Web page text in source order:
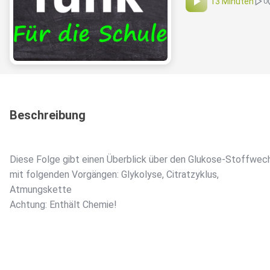
Beschreibung
Diese Folge gibt einen Überblick über den Glukose-
mit folgenden Vorgängen: Glykolyse, Citratzyklus,
Atmungskette
Achtung: Enthält Chemie!